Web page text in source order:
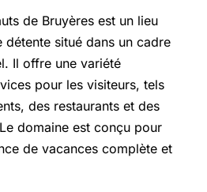
de Bruyères est un lieu
situé dans un cadre
Il offre une variété
pour les visiteurs, tels
des restaurants et des
domaine est conçu pour
de vacances complète et